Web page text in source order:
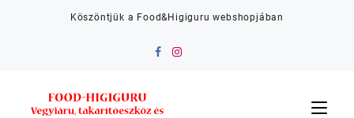
Köszöntjük a Food&Higiguru webshopjában